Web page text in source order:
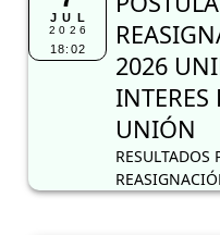
JUL
2026
18:02
2026
INTERES
UNIÓN
RESULTADOS